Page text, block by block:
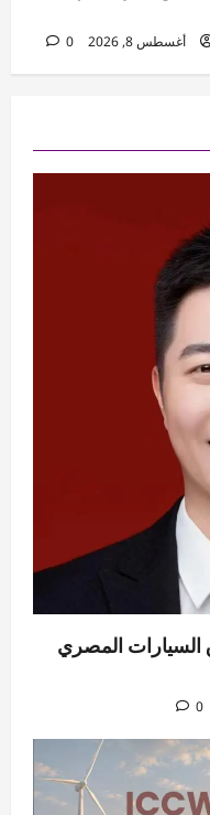
ملتقى دولي في أفريقيا
المناخ في هندسة الرياح
أغسطس 8, 2026
قيادات جامعية وأوائل
أغسطس 8, 2026
انتظام سير العمل بمخبز
بيع الخبز المدعم بكافة
أغسطس 8, 2026 0
وسندان
أغسطس 8, 2026
السيارات المصري
0